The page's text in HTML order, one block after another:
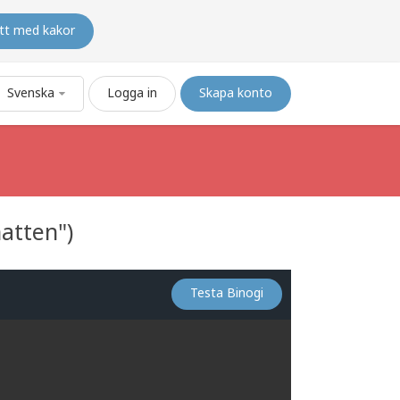
med kakor
Svenska Logga in Skapa konto
Testa Binogi